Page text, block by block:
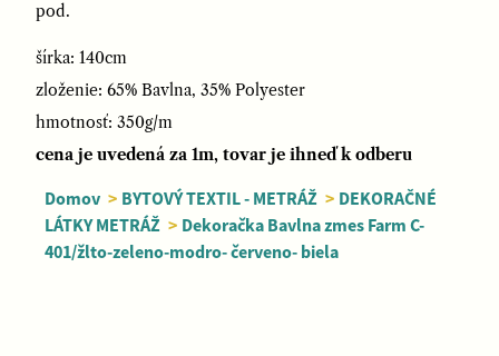
pod.
šírka: 140cm
zloženie: 65% Bavlna, 35% Polyester
hmotnosť: 350g/m
cena je uvedená za 1m, tovar je ihneď k odberu
Domov > BYTOVÝ TEXTIL - METRÁŽ > DEKORAČNÉ
LÁTKY METRÁŽ > Dekoračka Bavlna zmes Farm C-
401/žlto-zeleno-modro- červeno- biela